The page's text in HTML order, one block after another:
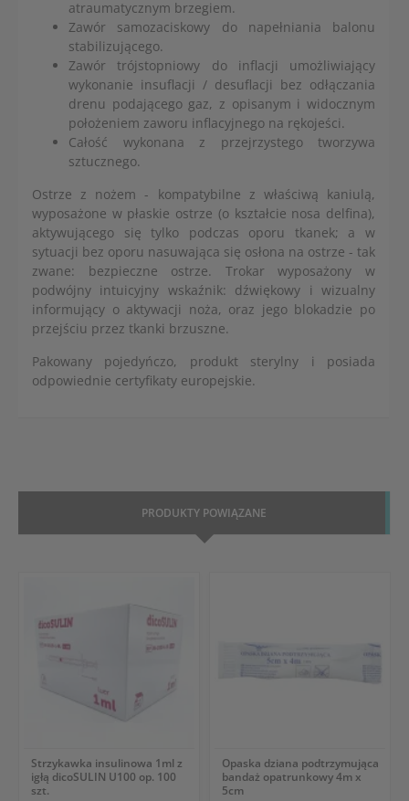
atraumatycznym brzegiem.
Zawór samozaciskowy do napełniania balonu
stabilizującego.
Zawór trójstopniowy do inflacji umożliwiający
wykonanie insuflacji / desuflacji bez odłączania
drenu podającego gaz, z opisanym i widocznym
położeniem zaworu inflacyjnego na rękojeści.
Całość wykonana z przejrzystego tworzywa
sztucznego.
Ostrze z nożem - kompatybilne z właściwą kaniulą,
wyposażone w płaskie ostrze (o kształcie nosa delfina),
aktywującego się tylko podczas oporu tkanek; a w
sytuacji bez oporu nasuwająca się osłona na ostrze - tak
zwane: bezpieczne ostrze. Trokar wyposażony w
podwójny intuicyjny wskaźnik: dźwiękowy i wizualny
informujący o aktywacji noża, oraz jego blokadzie po
przejściu przez tkanki brzuszne.
Pakowany pojedyńczo, produkt sterylny i posiada
odpowiednie certyfikaty europejskie.
PRODUKTY POWIĄZANE
Strzykawka insulinowa 1ml z
igłą dicoSULIN U100 op. 100
szt.
Opaska dziana podtrzymująca
bandaż opatrunkowy 4m x
5cm